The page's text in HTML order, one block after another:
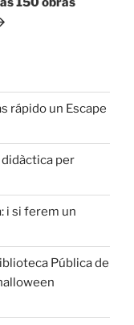
rápido un Escape
didàctica per
i si ferem un
Pública de